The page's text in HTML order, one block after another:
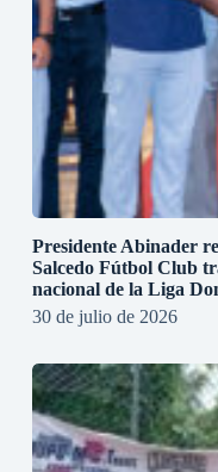
Presidente Abinader
Salcedo Fútbol Club
nacional de la Liga
30 de julio de 2026